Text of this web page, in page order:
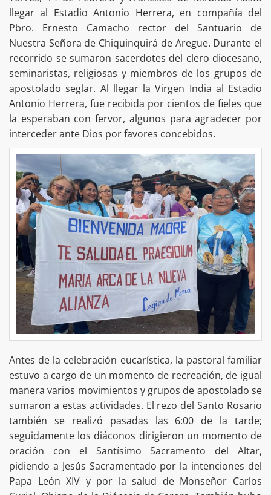
llegar al Estadio Antonio Herrera, en compañía del
Pbro. Ernesto Camacho rector del Santuario de
Nuestra Señora de Chiquinquirá de Aregue. Durante el
recorrido se sumaron sacerdotes del clero diocesano,
seminaristas, religiosas y miembros de los grupos de
apostolado seglar. Al llegar la Virgen India al Estadio
Antonio Herrera, fue recibida por cientos de fieles que
la esperaban con fervor, algunos para agradecer por
interceder ante Dios por favores concebidos.
Antes de la celebración eucarística, la pastoral familiar
estuvo a cargo de un momento de recreación, de igual
manera varios movimientos y grupos de apostolado se
sumaron a estas actividades. El rezo del Santo Rosario
también se realizó pasadas las 6:00 de la tarde;
seguidamente los diáconos dirigieron un momento de
oración con el Santísimo Sacramento del Altar,
pidiendo a Jesús Sacramentado por la intenciones del
Papa León XIV y por la salud de Monseñor Carlos